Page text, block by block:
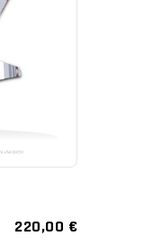
220,00 €